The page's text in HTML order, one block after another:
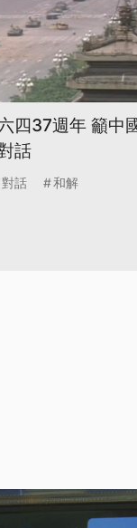
四37週年 籲中
話
對話 和解